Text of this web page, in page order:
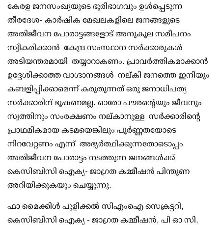
കേരള ജനസംഖ്യയുടെ ഭൂരിഭാഗവും ഉൾപ്പെടുന്ന
തീരദേശ- കാർഷിക മേഖലകളിലെ ജനങ്ങളുടെ
അതിജീവന പോരാട്ടങ്ങളോട് അനുകൂല സമീപനം
സ്വീകരിക്കാൻ കേന്ദ്ര സംസ്ഥാന സർക്കാരുകൾ
അടിയന്തരമായി തയ്യാറാകണം. പ്രാവർത്തികമാക്കാൻ
ഉദ്ദേശിക്കാത്ത വാഗ്ദാനങ്ങൾ നല്കി ജനത്തെ ഇനിയും
കബളിപ്പിക്കാമെന്ന് കരുതുന്നത് ഒരു ജനാധിപത്യ
സർക്കാരിന് ഭൂഷണമല്ല. ഓരോ പൗരന്റെയും ജീവനും
സ്വത്തിനും സംരക്ഷണം നല്കാനുള്ള സർക്കാരിന്റെ
പ്രാഥമികമായ കടമയെങ്കിലും പൂർണ്ണതയോടെ
നിറവേറ്റണം എന്ന് അഭ്യർത്ഥിക്കുന്നതോടൊപ്പം
അതിജീവന പോരാട്ടം നടത്തുന്ന ജനങ്ങൾക്ക്
കെസിബിസി ഐക്യ- ജാഗ്രത കമ്മീഷൻ പിന്തുണ
അറിയിക്കുകയും ചെയ്യുന്നു.
ഫാ മൈക്കിൾ പുളിക്കൽ സിഎംഐ സെക്രട്ടറി,
കെസിബിസി ഐക്യ - ജാഗ്രത കമ്മീഷൻ, പി ഓ സി,